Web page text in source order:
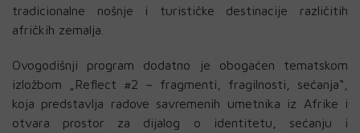
tradicionalne nošnje i turističke destinacije različitih
afričkih zemalja.
Ovogodišnji program dodatno je obogaćen tematskom
izložbom „Reflect #2 – fragmenti, fragilnosti, sećanja“,
koja predstavlja radove savremenih umetnika iz Afrike i
otvara prostor za dijalog o identitetu, sećanju i